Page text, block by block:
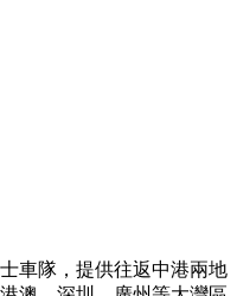
車隊，提供往返中港兩地